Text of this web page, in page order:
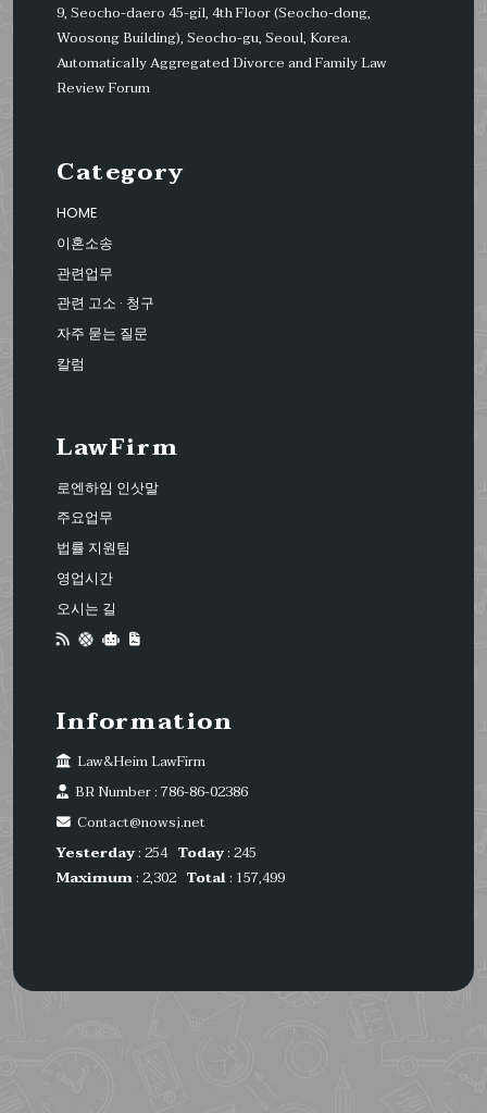
9, Seocho-daero 45-gil, 4th Floor (Seocho-dong,
Woosong Building), Seocho-gu, Seoul, Korea.
Automatically Aggregated Divorce and Family Law
Review Forum
Category
HOME
이혼소송
관련업무
관련 고소 · 청구
자주 묻는 질문
칼럼
LawFirm
로엔하임 인삿말
주요업무
법률 지원팀
영업시간
오시는 길
Information
Law&Heim LawFirm
BR Number : 786-86-02386
Contact@nowsj.net
Yesterday: 254 Today: 245
Maximum: 2,302 Total: 157,499